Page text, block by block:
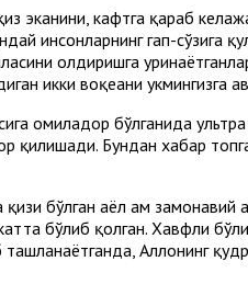
эканини, кафтга қараб
инсонларнинг гап-сўзига
олдиришга
икки воқеани ҳукмингизга
ҳомиладор бўлганида
қилишади. Бундан хабар
бўлган аёл ҳам
бўлиб қолган. Хавфли
Аллоҳнинг